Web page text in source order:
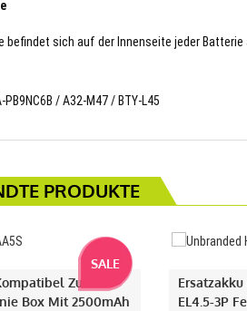
befindet sich auf der Innenseite jeder
PB9NC6B / A32-M47 / BTY-L45
PRODUKTE
SALE
Zu
Box Mit 2500mAh
EL4.5-3P